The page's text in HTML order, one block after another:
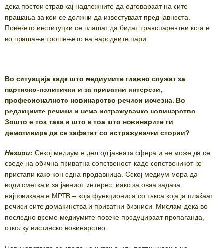
дека постои страв кај надлежните да одговараат на сите
прашања за кои се должни да известуваат пред јавноста.
Повеќето институции се плашат да бидат транспарентни кога е
во прашање трошењето на народните пари.
Во ситуација каде што медиумите главно служат за
партиско-политички и за приватни интереси,
професионалното новинарство речиси исчезна. Во
редакциите речиси и нема истражувачко новинарство.
Зошто е тоа така и што е тоа што новинарите ги
демотивира да се зафатат со истражувачки стории?
Незири: Секој медиум е дел од јавната сфера и не може да се
сведе на обична приватна сопственост, каде сопственикот ќе
пристапи како кон една продавница. Секој медиум мора да
води сметка и за јавниот интерес, иако за оваа задача
најповикана е МРТВ – која функционира со такса која ја плаќаат
речиси сите домаќинства и приватни бизниси. Мислам дека во
последно време медиумите повеќе продуцираат пропаганда,
отколку вистинско новинарство.